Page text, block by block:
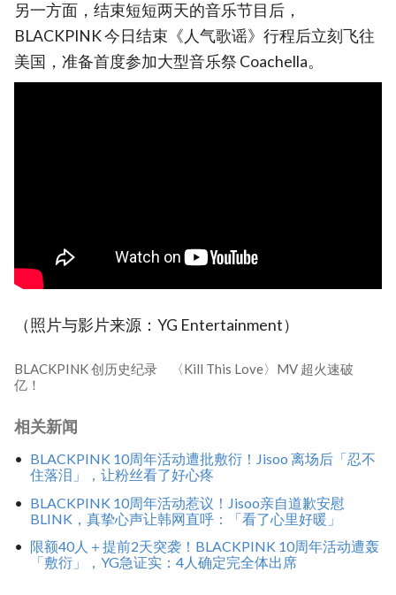
另一方面，结束短短两天的音乐节目后，
BLACKPINK 今日结束《人气歌谣》行程后立刻飞往
美国，准备首度参加大型音乐祭 Coachella。
（照片与影片来源：YG Entertainment）
BLACKPINK 创历史纪录 〈Kill This Love〉MV 超火速破
亿！
相关新闻
BLACKPINK 10周年活动遭批敷衍！Jisoo 离场后「忍不
住落泪」，让粉丝看了好心疼
BLACKPINK 10周年活动惹议！Jisoo亲自道歉安慰
BLINK，真挚心声让韩网直呼：「看了心里好暖」
限额40人＋提前2天突袭！BLACKPINK 10周年活动遭轰
「敷衍」，YG急证实：4人确定完全体出席